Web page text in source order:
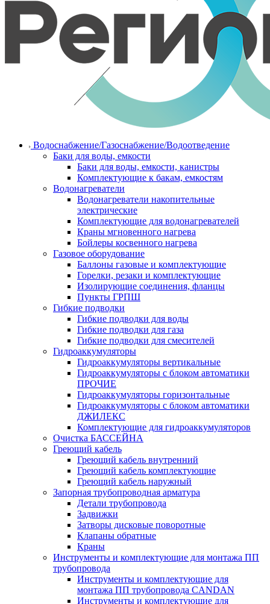
Водоснабжение/Газоснабжение/Водоотведение
Баки для воды, емкости
Баки для воды, емкости, канистры
Комплектующие к бакам, емкостям
Водонагреватели
Водонагреватели накопительные
электрические
Комплектующие для водонагревателей
Краны мгновенного нагрева
Бойлеры косвенного нагрева
Газовое оборудование
Баллоны газовые и комплектующие
Горелки, резаки и комплектующие
Изолирующие соединения, фланцы
Пункты ГРПШ
Гибкие подводки
Гибкие подводки для воды
Гибкие подводки для газа
Гибкие подводки для смесителей
Гидроаккумуляторы
Гидроаккумуляторы вертикальные
Гидроаккумуляторы с блоком автоматики
ПРОЧИЕ
Гидроаккумуляторы горизонтальные
Гидроаккумуляторы с блоком автоматики
ДЖИЛЕКС
Комплектующие для гидроаккумуляторов
Очистка БАССЕЙНА
Греющий кабель
Греющий кабель внутренний
Греющий кабель комплектующие
Греющий кабель наружный
Запорная трубопроводная арматура
Детали трубопровода
Задвижки
Затворы дисковые поворотные
Клапаны обратные
Краны
Инструменты и комплектующие для монтажа ПП
трубопровода
Инструменты и комплектующие для
монтажа ПП трубопровода CANDAN
Инструменты и комплектующие для